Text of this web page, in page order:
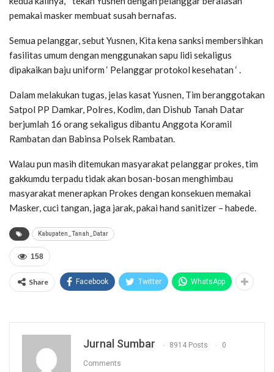
pemakai masker membuat susah bernafas.
Semua pelanggar, sebut Yusnen, Kita kena sanksi membersihkan
fasilitas umum dengan menggunakan sapu lidi sekaligus
dipakaikan baju uniform ‘ Pelanggar protokol kesehatan ‘ .
Dalam melakukan tugas, jelas kasat Yusnen, Tim beranggotakan
Satpol PP Damkar, Polres, Kodim, dan Dishub Tanah Datar
berjumlah 16 orang sekaligus dibantu Anggota Koramil
Rambatan dan Babinsa Polsek Rambatan.
Walau pun masih ditemukan masyarakat pelanggar prokes, tim
gakkumdu terpadu tidak akan bosan-bosan menghimbau
masyarakat menerapkan Prokes dengan konsekuen memakai
Masker, cuci tangan, jaga jarak, pakai hand sanitizer – habede.
Kabupaten_Tanah_Datar
158
Share Facebook Twitter WhatsApp
Jurnal Sumbar 8914 Posts 0
Comments